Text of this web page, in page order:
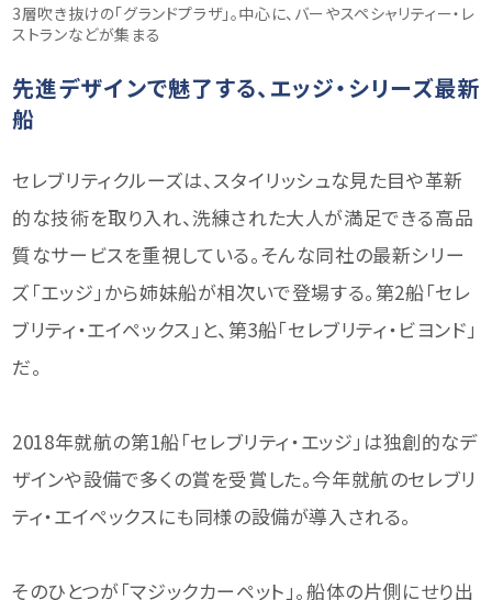
3層吹き抜けの「グランドプラザ」。中心に、バーやスペシャリティー・レ
ストランなどが集まる
先進デザインで魅了する、エッジ・シリーズ最新
船
セレブリティクルーズは、スタイリッシュな見た目や革新
的な技術を取り入れ、洗練された大人が満足できる高品
質なサービスを重視している。そんな同社の最新シリー
ズ「エッジ」から姉妹船が相次いで登場する。第2船「セレ
ブリティ・エイペックス」と、第3船「セレブリティ・ビヨンド」
だ。
2018年就航の第1船「セレブリティ・エッジ」は独創的なデ
ザインや設備で多くの賞を受賞した。今年就航のセレブリ
ティ・エイペックスにも同様の設備が導入される。
そのひとつが「マジックカーペット」。船体の片側にせり出